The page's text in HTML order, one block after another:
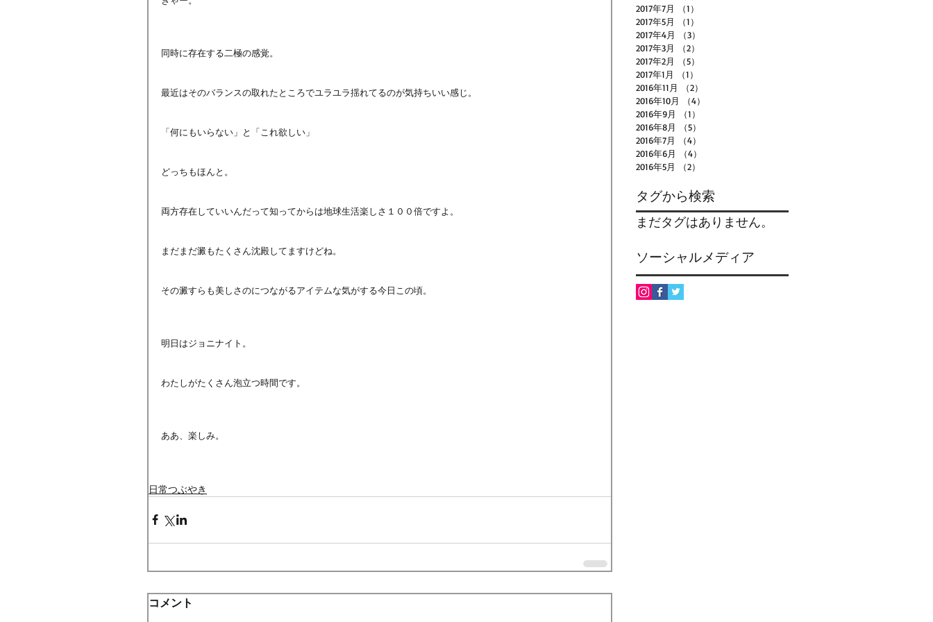
同時に存在する二極の感覚。
最近はそのバランスの取れたところでユラユラ揺れてるのが気持ちいい感じ。
「何にもいらない」と「これ欲しい」
どっちもほんと。
両方存在していいんだって知ってからは地球生活楽しさ１００倍ですよ。
まだまだ澱もたくさん沈殿してますけどね。
その澱すらも美しさのにつながるアイテムな気がする今日この頃。
明日はジョニナイト。
わたしがたくさん泡立つ時間です。
ああ、楽しみ。
日常つぶやき
コメント
2017年7月
（1）
2017年5月
（1）
2017年4月
（3）
2017年3月
（2）
2017年2月
（5）
2017年1月
（1）
2016年11月
（2）
2016年10月
（4）
2016年9月
（1）
2016年8月
（5）
2016年7月
（4）
2016年6月
（4）
2016年5月
（2）
タグから検索
まだタグはありません。
ソーシャルメディア